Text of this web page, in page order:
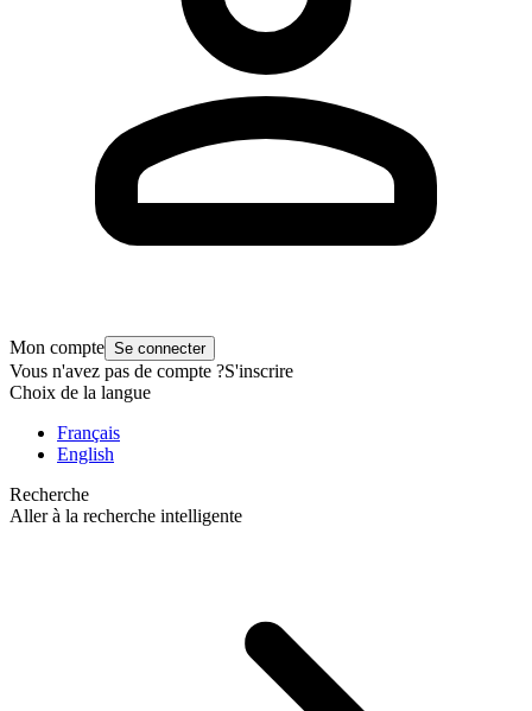
Mon compte Se connecter
Vous n'avez pas de compte ?S'inscrire
Choix de la langue
Français
English
Recherche
Aller à la recherche intelligente